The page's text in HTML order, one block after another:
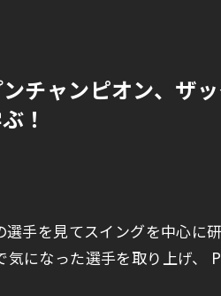
チャンピオン、ザ
！
手を見てスイングを中心に
になった選手を取り上げ、